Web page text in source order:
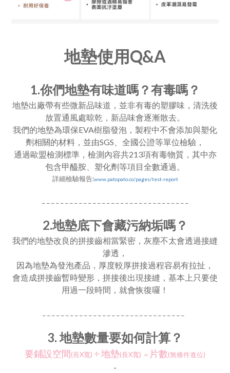
地墊使用Q&A
1.你們地墊有味道嗎？有毒嗎？
地墊出廠帶有些微新品味道，並非有毒的塑膠味，清洗後
放置通風處晾乾，新品味會逐漸散去。
我們的地墊為環保EVA樹脂發泡，製程中不會添加與塑化
劑相關的材料，並由SGS、全國公證等單位檢驗，
通過歐盟檢測標準，檢測內容共213項有毒物質，其中亦
包含甲醯胺、塑化劑等項目全數通過。
詳細檢驗報告:www.patopato.co/pages/test-report
2.地墊底下會藏污納垢嗎？
我們的地墊改良的拼接齒相當緊密，灰塵不太會透過接縫
滲透，
因為地墊為發泡產品，厚度較厚拼接過程容易有拉扯，
會造成拼接齒暫時變形，拼接後出現接縫，基本上只要使
用過一段時間，就會恢復囉！
3. 地墊數量要如何計算？
要鋪設空間(長X寬) ÷地墊(長X寬) ＝ 片數(無條件進位)
-